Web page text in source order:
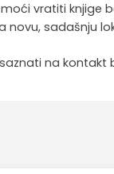
moći vratiti knjige
novu, sadašnju
na kontakt